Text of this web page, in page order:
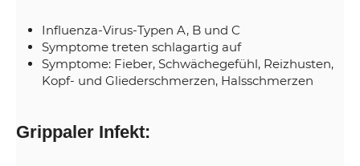
Influenza-Virus-Typen A, B und C
Symptome treten schlagartig auf
Symptome: Fieber, Schwächegefühl, Reizhusten,
Kopf- und Gliederschmerzen, Halsschmerzen
Grippaler Infekt: